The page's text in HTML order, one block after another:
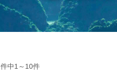
件中1～10件